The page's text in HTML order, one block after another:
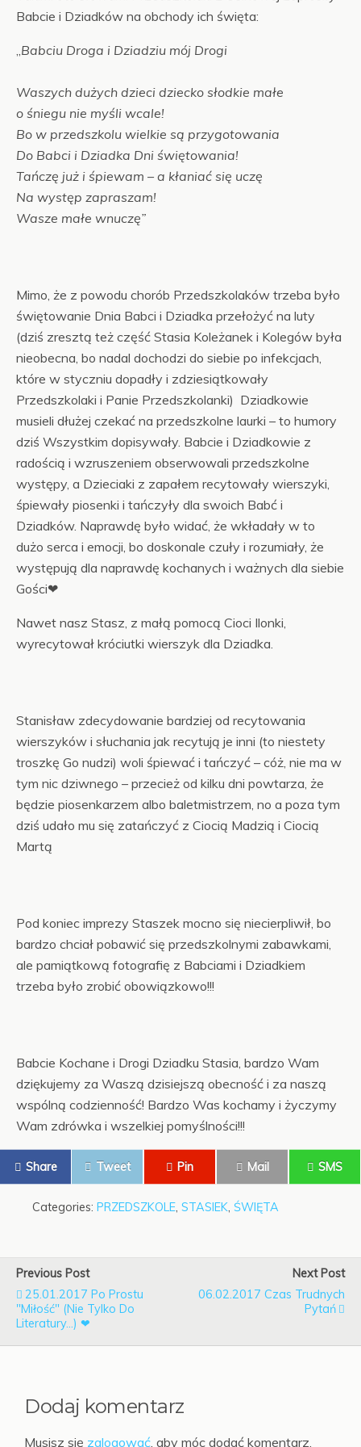
Babcie i Dziadków na obchody ich święta:
„​Babciu Droga i Dziadziu mój Drogi
Waszych dużych dzieci dziecko słodkie małe
o śniegu nie myśli wcale!
Bo w przedszkolu wielkie są przygotowania
Do Babci i Dziadka Dni świętowania!
Tańczę już i śpiewam – a kłaniać się uczę
Na występ zapraszam!
Wasze małe wnuczę”
Mimo, że z powodu chorób Przedszkolaków trzeba było
świętowanie Dnia Babci i Dziadka przełożyć na luty
(dziś zresztą też część Stasia Koleżanek i Kolegów była
nieobecna, bo nadal dochodzi do siebie po infekcjach,
które w styczniu dopadły i zdziesiątkowały
Przedszkolaki i Panie Przedszkolanki) Dziadkowie
musieli dłużej czekać na przedszkolne laurki – to humory
dziś Wszystkim dopisywały. Babcie i Dziadkowie z
radością i wzruszeniem obserwowali przedszkolne
występy, a Dzieciaki z zapałem recytowały wierszyki,
śpiewały piosenki i tańczyły dla swoich Babć i
Dziadków. Naprawdę było widać, że wkładały w to
dużo serca i emocji, bo doskonale czuły i rozumiały, że
występują dla naprawdę kochanych i ważnych dla siebie
Gości❤
Nawet nasz Stasz, z małą pomocą Cioci Ilonki,
wyrecytował króciutki wierszyk dla Dziadka.
Stanisław zdecydowanie bardziej od recytowania
wierszyków i słuchania jak recytują je inni (to niestety
troszkę Go nudzi) woli śpiewać i tańczyć – cóż, nie ma w
tym nic dziwnego – przecież od kilku dni powtarza, że
będzie piosenkarzem albo baletmistrzem, no a poza tym
dziś udało mu się zatańczyć z Ciocią Madzią i Ciocią
Martą
Pod koniec imprezy Staszek mocno się niecierpliwił, bo
bardzo chciał pobawić się przedszkolnymi zabawkami,
ale pamiątkową fotografię z Babciami i Dziadkiem
trzeba było zrobić obowiązkowo!!!
Babcie Kochane i Drogi Dziadku Stasia, bardzo Wam
dziękujemy za Waszą dzisiejszą obecność i za naszą
wspólną codzienność! Bardzo Was kochamy i życzymy
Wam zdrówka i wszelkiej pomyślności!!!
Share Tweet Pin Mail SMS
Categories: PRZEDSZKOLE, STASIEK, ŚWIĘTA
Previous Post
25.01.2017 Po Prostu
"Miłość" (nie Tylko Do
Literatury...) ❤
Next Post
06.02.2017 Czas Trudnych
Pytań
Dodaj komentarz
Musisz się zalogować , aby móc dodać komentarz.